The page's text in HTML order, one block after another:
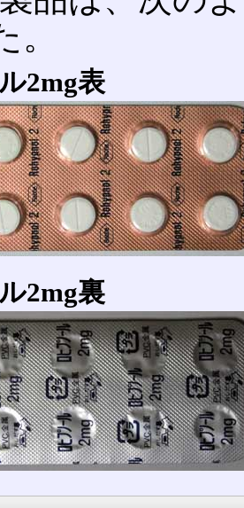
。
2mg表
2mg裏